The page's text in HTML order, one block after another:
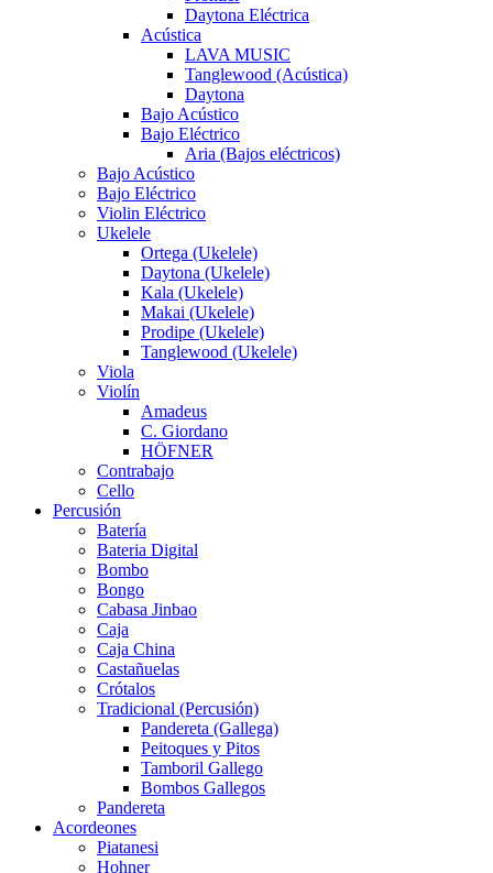
Daytona Eléctrica
Acústica
LAVA MUSIC
Tanglewood (Acústica)
Daytona
Bajo Acústico
Bajo Eléctrico
Aria (Bajos eléctricos)
Bajo Acústico
Bajo Eléctrico
Violin Eléctrico
Ukelele
Ortega (Ukelele)
Daytona (Ukelele)
Kala (Ukelele)
Makai (Ukelele)
Prodipe (Ukelele)
Tanglewood (Ukelele)
Viola
Violín
Amadeus
C. Giordano
HÖFNER
Contrabajo
Cello
Percusión
Batería
Bateria Digital
Bombo
Bongo
Cabasa Jinbao
Caja
Caja China
Castañuelas
Crótalos
Tradicional (Percusión)
Pandereta (Gallega)
Peitoques y Pitos
Tamboril Gallego
Bombos Gallegos
Pandereta
Acordeones
Piatanesi
Hohner